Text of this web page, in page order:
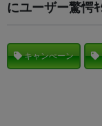
にユーザー驚
キャンぺーン